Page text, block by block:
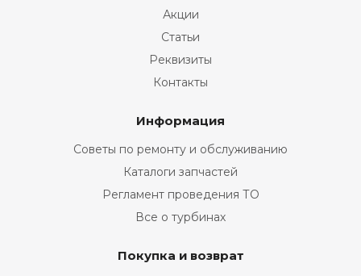
Акции
Статьи
Реквизиты
Контакты
Информация
Советы по ремонту и обслуживанию
Каталоги запчастей
Регламент проведения ТО
Все о турбинах
Покупка и возврат